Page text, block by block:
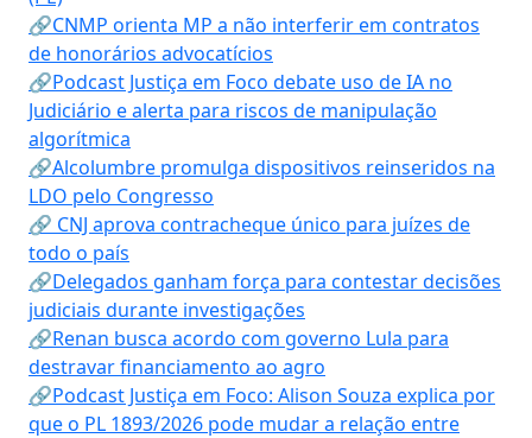
🔗CNMP orienta MP a não interferir em contratos
de honorários advocatícios
🔗Podcast Justiça em Foco debate uso de IA no
Judiciário e alerta para riscos de manipulação
algorítmica
🔗Alcolumbre promulga dispositivos reinseridos na
LDO pelo Congresso
🔗 CNJ aprova contracheque único para juízes de
todo o país
🔗Delegados ganham força para contestar decisões
judiciais durante investigações
🔗Renan busca acordo com governo Lula para
destravar financiamento ao agro
🔗Podcast Justiça em Foco: Alison Souza explica por
que o PL 1893/2026 pode mudar a relação entre